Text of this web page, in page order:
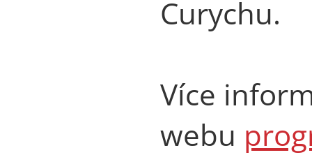
Curychu.
Více
webu